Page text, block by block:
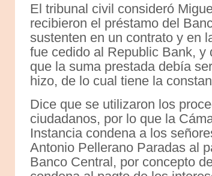
El tribunal civil consideró
recibieron el préstamo del
sustenten en un contrato y en
fue cedido al Republic Bank,
que la suma prestada debía
hizo, de lo cual tiene la
Dice que se utilizaron los
ciudadanos, por lo que la
Instancia condena a los
Antonio Pellerano Paradas al
Banco Central, por concepto